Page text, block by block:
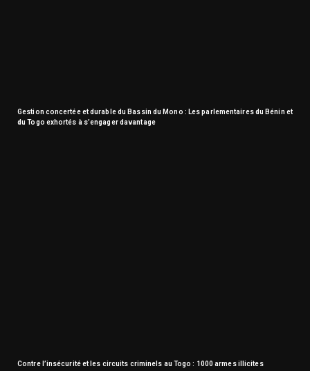
Gestion concertée et durable du Bassin du Mono : Les parlementaires du Bénin et
du Togo exhortés à s’engager davantage
Contre l’insécurité et les circuits criminels au Togo : 1000 armes illicites